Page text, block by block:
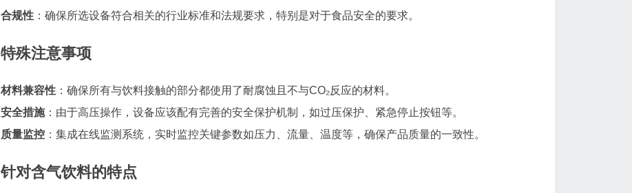
合规性 ：确保所选设备符合相关的行业标准和法规要求，特别是对于食品安全的要求。
特殊注意事项
材料兼容性 ：确保所有与饮料接触的部分都使用了耐腐蚀且不与CO₂反应的材料。
安全措施：由于高压操作，设备应该配有完善的安全保护机制，如过压保护、紧急停止按钮等。
质量监控 ：集成在线监测系统，实时监控关键参数如压力、流量、温度等，确保产品质量的一致性。
针对含气饮料的特点